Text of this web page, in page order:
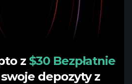
z $30 Bezpłatnie
depozyty z